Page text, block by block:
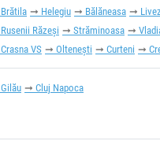
Brătila
Helegiu Bălăneasa
Rusenii Răzeși
Străminoasa
Crasna VS
Oltenești Curteni
Gilău Cluj Napoca